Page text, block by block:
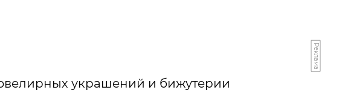
Реклама
украшений и бижутерии